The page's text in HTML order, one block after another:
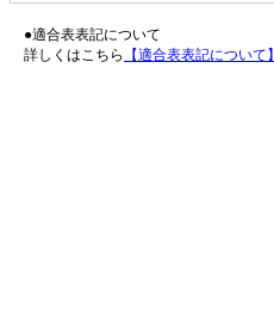
●適合表表記について
詳しくはこちら
【適合表表記について】